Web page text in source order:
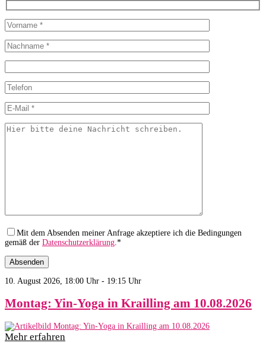
Mit dem Absenden meiner Anfrage akzeptiere ich die Bedingungen
gemäß der Datenschutzerklärung .*
10. August 2026, 18:00 Uhr - 19:15 Uhr
Montag: Yin-Yoga in Krailling am 10.08.2026
Mehr erfahren